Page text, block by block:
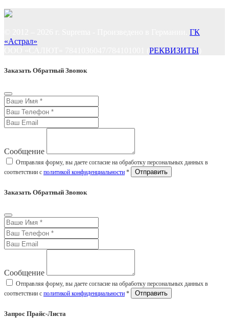
ГК
«Астрал»
РЕКВИЗИТЫ
Заказать Обратный Звонок
Сообщение
Отправляя форму, вы даете согласие на обработку персональных данных в
соответствии с политикой конфиденциальности *
Заказать Обратный Звонок
Сообщение
Отправляя форму, вы даете согласие на обработку персональных данных в
соответствии с политикой конфиденциальности *
Запрос Прайс-Листа